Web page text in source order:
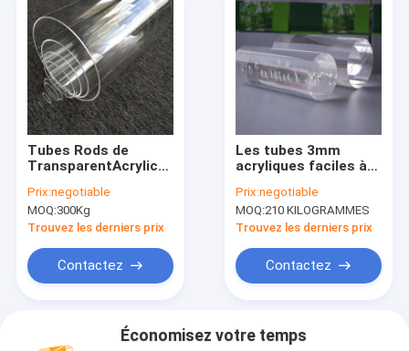
Tubes Rods de
TransparentAcrylic
1500mm
Prix:negotiable
MOQ:300Kg
Trouvez les derniers prix
Contactez
Les tubes 3mm
acryliques faciles à
pouces expulsent
Rod acrylique
transparent
Prix:negotiable
MOQ:210 KILOGRAMMES
Trouvez les derniers prix
Contactez
Économisez votre temps